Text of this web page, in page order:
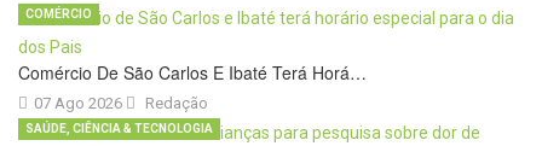
Comércio De São Carlos E Ibaté Terá Horá…
07 Ago 2026
COMÉRCIO
Redação
SAÚDE, CIÊNCIA & TECNOLOGIA